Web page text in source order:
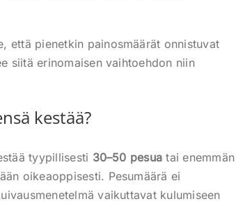
että pienetkin painosmäärät onnistuvat
siitä erinomaisen vaihtoehdon niin
kestää?
tyypillisesti 30–50 pesua tai enemmän
oikeaoppisesti. Pesumäärä ei
vaikuttavat kulumiseen